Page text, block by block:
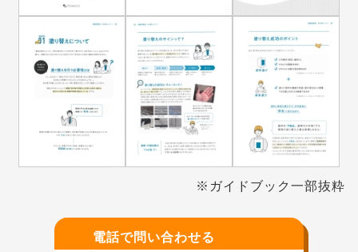
※ガイドブック一部抜粋
電話で問い合わせる